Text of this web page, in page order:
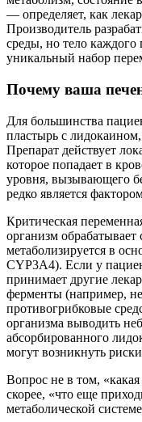
— определяет, как
Производитель
среды, но тело каждого
уникальный набор
Почему ваша
Для большинства
пластырь с
Препарат действует
которое попадает в
уровня, вызывающего
редко является
Критическая
организм
метаболизируется в
CYP3A4). Если у
принимает другие
ферменты (например,
противогрибковые
организма выводить
абсорбированного
могут возникнуть
Вопрос не в том, «какая
скорее, «что еще
метаболической